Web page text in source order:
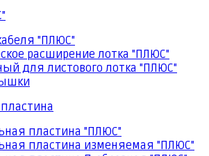
"ПЛЮС"
расширение лотка "ПЛЮС"
для листового лотка "ПЛЮС"
пластина "ПЛЮС"
пластина изменяемая "ПЛЮС"